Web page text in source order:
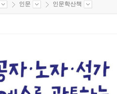
인문 인문학산책